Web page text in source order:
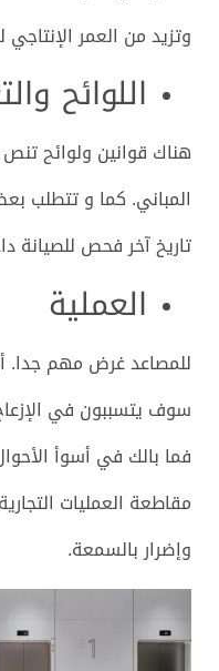
وتزيد من العمر
اللوائح
هناك قوانين ولوائح
المباني. كما و تتطلب
تاريخ آخر فحص للصيانة
العملية
للمصاعد غرض مهم جدا.
سوف يتسببون في
فما بالك في أسوأ
مقاطعة العمليات
وإضرار بالسمعة.